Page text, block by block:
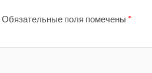
Обязательные поля помечены *